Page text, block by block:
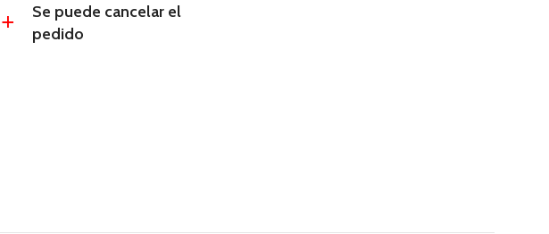
a
Se puede cancelar el
pedido